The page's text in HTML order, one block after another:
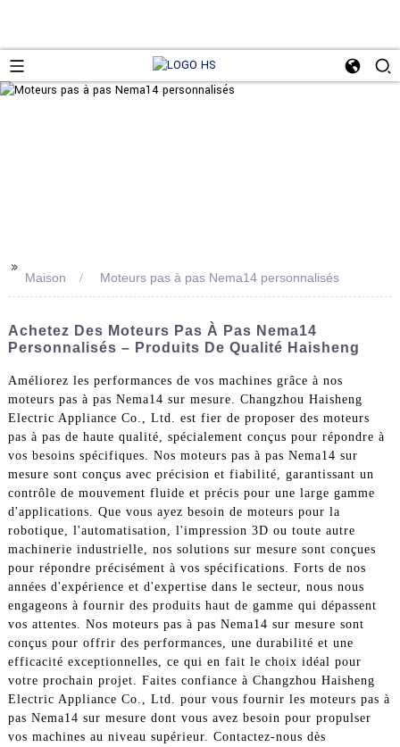
>>
Maison Moteurs pas à pas Nema14 personnalisés
Achetez Des Moteurs Pas À Pas Nema14
Personnalisés – Produits De Qualité Haisheng
Améliorez les performances de vos machines grâce à nos
moteurs pas à pas Nema14 sur mesure. Changzhou Haisheng
Electric Appliance Co., Ltd. est fier de proposer des moteurs
pas à pas de haute qualité, spécialement conçus pour répondre à
vos besoins spécifiques. Nos moteurs pas à pas Nema14 sur
mesure sont conçus avec précision et fiabilité, garantissant un
contrôle de mouvement fluide et précis pour une large gamme
d'applications. Que vous ayez besoin de moteurs pour la
robotique, l'automatisation, l'impression 3D ou toute autre
machinerie industrielle, nos solutions sur mesure sont conçues
pour répondre précisément à vos spécifications. Forts de nos
années d'expérience et d'expertise dans le secteur, nous nous
engageons à fournir des produits haut de gamme qui dépassent
vos attentes. Nos moteurs pas à pas Nema14 sur mesure sont
conçus pour offrir des performances, une durabilité et une
efficacité exceptionnelles, ce qui en fait le choix idéal pour
votre prochain projet. Faites confiance à Changzhou Haisheng
Electric Appliance Co., Ltd. pour vous fournir les moteurs pas à
pas Nema14 sur mesure dont vous avez besoin pour propulser
vos machines au niveau supérieur. Contactez-nous dès